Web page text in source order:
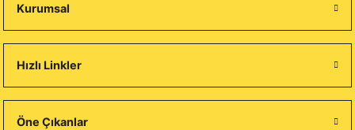
Kurumsal
Hızlı Linkler
Öne Çıkanlar